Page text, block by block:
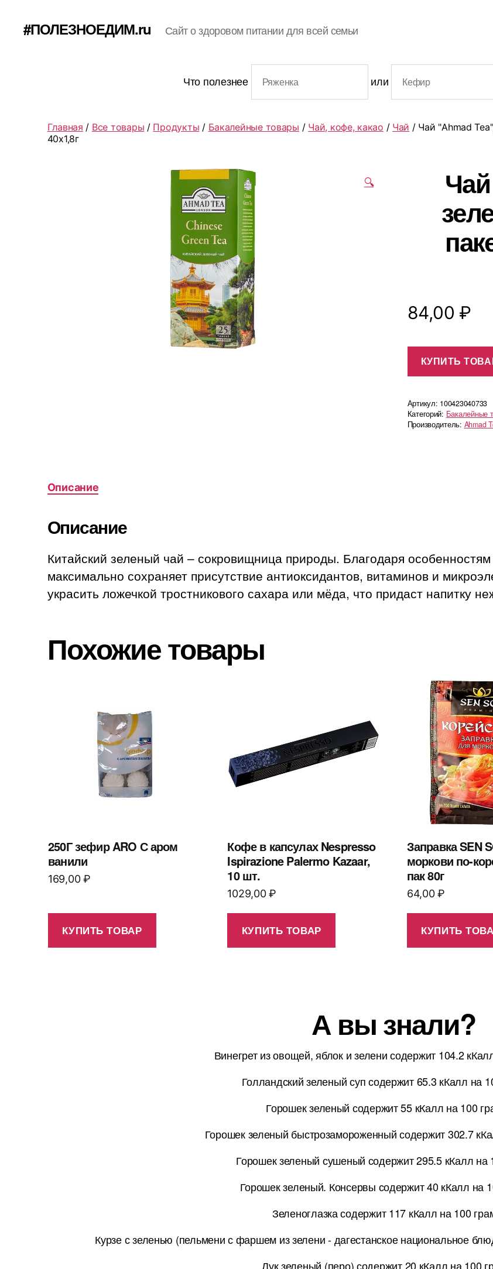
#ПОЛЕЗНОЕДИМ.ru Сайт о здоровом питании для всей семьи
Что полезнее или
Главная / Все товары / Продукты / Бакалейные товары / Чай, кофе, какао / Чай / Чай "Ahmad
40х1,8г
🔍
84,00 ₽
КУПИТЬ
Артикул: 100423040733
Категорий: Бакалейные
Производитель: Ahmad
Описание
Описание
Китайский зеленый чай – сокровищница природы. Благодаря
максимально сохраняет присутствие антиоксидантов, витаминов и
украсить ложечкой тростникового сахара или мёдa, что придаст напитку
Похожие товары
250Г зефир ARO С аром
ванили
169,00₽
КУПИТЬ ТОВАР
Кофе в капсулах Nespresso
Ispirazione Palermo Kazaar,
10 шт.
1029,00₽
КУПИТЬ ТОВАР
Заправка SEN
моркови по-
пак 80г
64,00₽
КУПИТЬ
А вы знали?
Винегрет из овощей, яблок и зелени содержит 104.2
Голландский зеленый суп содержит 65.3 кКалл на
Горошек зеленый содержит 55 кКалл на 100
Горошек зеленый быстрозамороженный содержит 302.7
Горошек зеленый сушеный содержит 295.5 кКалл на
Горошек зеленый. Консервы содержит 40 кКалл на
Зеленоглазка содержит 117 кКалл на 100
Курзе с зеленью (пельмени с фаршем из зелени - дагестанское национальное
Лук зеленый (перо) содержит 20 кКалл на 100